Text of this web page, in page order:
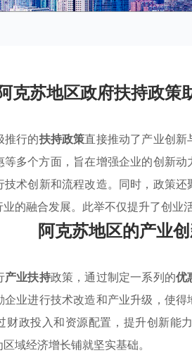
克苏地区政府扶持政策
推行的扶持政策直接推动了产业创
等多个方面，旨在增强企业的创新
技术创新和流程改造。同时，政策
的融合发展。此举不仅提升了创
阿克苏地区的产业
产业扶持政策，通过制定一系列的优
企业进行技术改造和产业升级，使
财政投入和资源配置，提升创新能
域经济增长铺就坚实基础。